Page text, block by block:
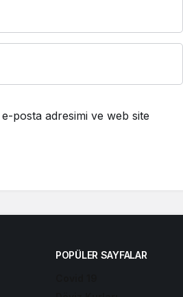
e-posta adresimi ve web site
POPÜLER SAYFALAR